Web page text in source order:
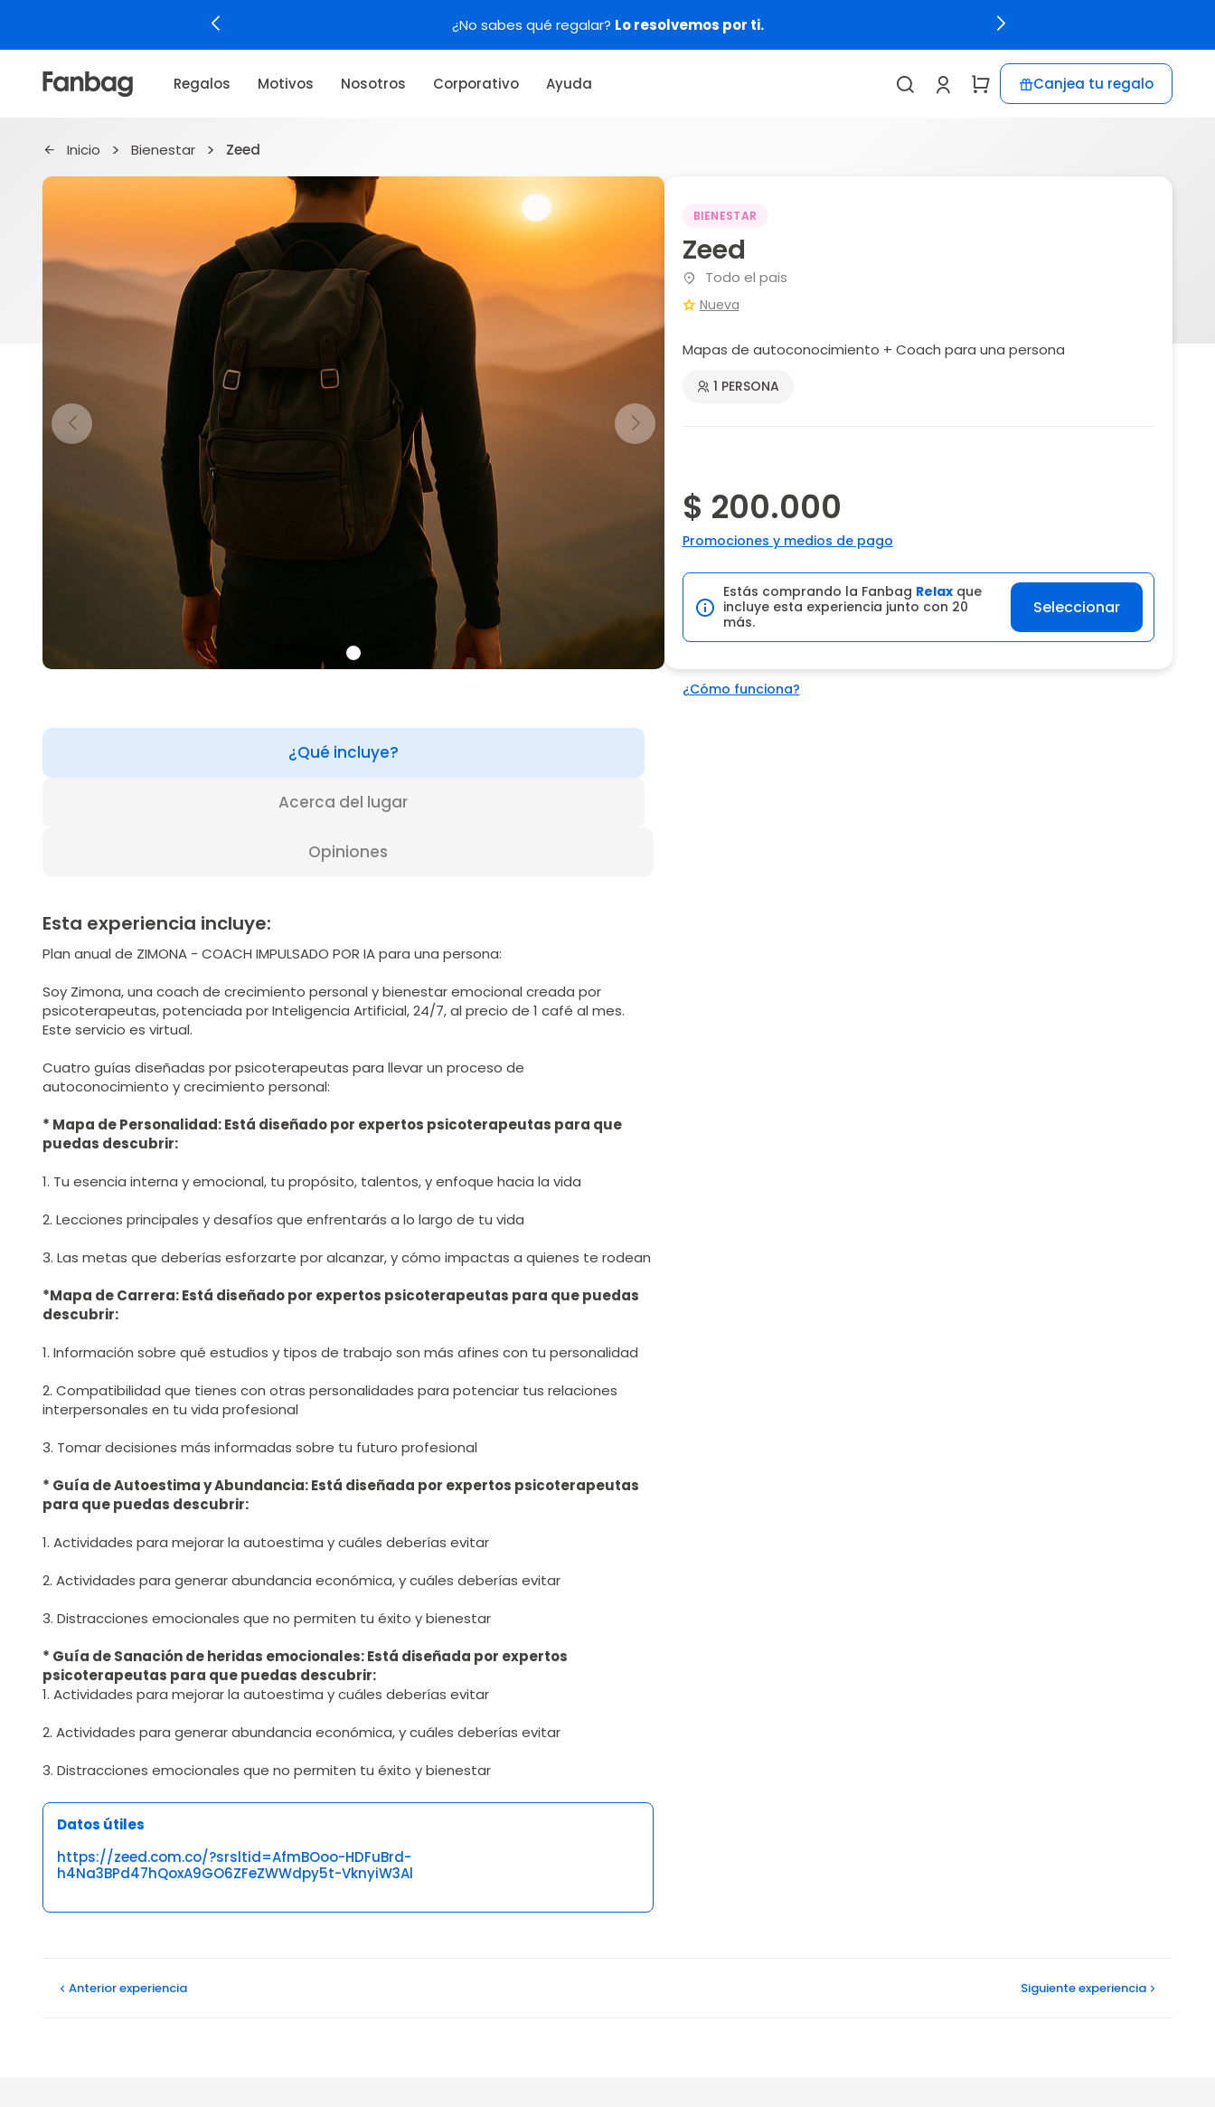
¿No sabes qué regalar? Lo resolvemos por ti.
Regalos Motivos Nosotros Corporativo Ayuda Canjea tu regalo
Inicio Bienestar Zeed
BIENESTAR
Zeed
Todo el pais
Nueva
Mapas de autoconocimiento + Coach para una persona
1 PERSONA
$ 200.000
Promociones y medios de pago
Estás comprando la Fanbag Relaxque
incluye esta experiencia junto con 20
más.
Seleccionar
¿Cómo funciona?
¿Qué incluye?
Acerca del lugar
Opiniones
Esta experiencia incluye:
Plan anual de ZIMONA - COACH IMPULSADO POR IA para una persona:
Soy Zimona, una coach de crecimiento personal y bienestar emocional creada por
psicoterapeutas, potenciada por Inteligencia Artificial, 24/7, al precio de 1 café al mes.
Este servicio es virtual.
Cuatro guías diseñadas por psicoterapeutas para llevar un proceso de
autoconocimiento y crecimiento personal:
* Mapa de Personalidad: Está diseñado por expertos psicoterapeutas para que
puedas descubrir:
1. Tu esencia interna y emocional, tu propósito, talentos, y enfoque hacia la vida
2. Lecciones principales y desafíos que enfrentarás a lo largo de tu vida
3. Las metas que deberías esforzarte por alcanzar, y cómo impactas a quienes te rodean
*Mapa de Carrera: Está diseñado por expertos psicoterapeutas para que puedas
descubrir:
1. Información sobre qué estudios y tipos de trabajo son más afines con tu personalidad
2. Compatibilidad que tienes con otras personalidades para potenciar tus relaciones
interpersonales en tu vida profesional
3. Tomar decisiones más informadas sobre tu futuro profesional
* Guía de Autoestima y Abundancia: Está diseñada por expertos psicoterapeutas
para que puedas descubrir:
1. Actividades para mejorar la autoestima y cuáles deberías evitar
2. Actividades para generar abundancia económica, y cuáles deberías evitar
3. Distracciones emocionales que no permiten tu éxito y bienestar
* Guía de Sanación de heridas emocionales: Está diseñada por expertos
psicoterapeutas para que puedas descubrir:
1. Actividades para mejorar la autoestima y cuáles deberías evitar
2. Actividades para generar abundancia económica, y cuáles deberías evitar
3. Distracciones emocionales que no permiten tu éxito y bienestar
Datos útiles
https://zeed.com.co/?srsltid=AfmBOoo-HDFuBrd-
h4Na3BPd47hQoxA9GO6ZFeZWWdpy5t-VknyiW3Al
Anteriorexperiencia Siguienteexperiencia